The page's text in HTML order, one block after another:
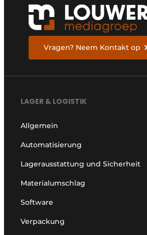
Vragen? Neem Kontakt op
LAGER & LOGISTIK
Allgemein
Automatisierung
Lagerausstattung und Sicherheit
Materialumschlag
Software
Verpackung